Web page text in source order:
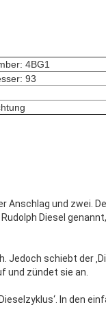
4BG1
93
und zwei.
Diesel
Jedoch schiebt der
und zündet sie an.
In den